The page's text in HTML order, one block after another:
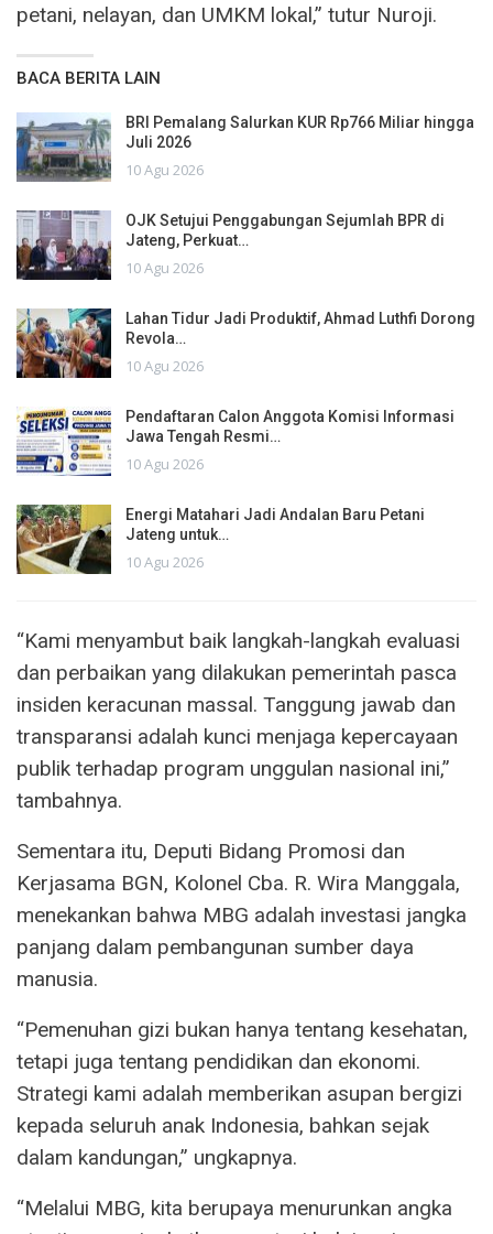
petani, nelayan, dan UMKM lokal,” tutur Nuroji.
BACA BERITA LAIN
BRI Pemalang Salurkan KUR Rp766 Miliar hingga
Juli 2026
10 Agu 2026
OJK Setujui Penggabungan Sejumlah BPR di
Jateng, Perkuat…
10 Agu 2026
Lahan Tidur Jadi Produktif, Ahmad Luthfi Dorong
Revola…
10 Agu 2026
Pendaftaran Calon Anggota Komisi Informasi
Jawa Tengah Resmi…
10 Agu 2026
Energi Matahari Jadi Andalan Baru Petani
Jateng untuk…
10 Agu 2026
“Kami menyambut baik langkah-langkah evaluasi
dan perbaikan yang dilakukan pemerintah pasca
insiden keracunan massal. Tanggung jawab dan
transparansi adalah kunci menjaga kepercayaan
publik terhadap program unggulan nasional ini,”
tambahnya.
Sementara itu, Deputi Bidang Promosi dan
Kerjasama BGN, Kolonel Cba. R. Wira Manggala,
menekankan bahwa MBG adalah investasi jangka
panjang dalam pembangunan sumber daya
manusia.
“Pemenuhan gizi bukan hanya tentang kesehatan,
tetapi juga tentang pendidikan dan ekonomi.
Strategi kami adalah memberikan asupan bergizi
kepada seluruh anak Indonesia, bahkan sejak
dalam kandungan,” ungkapnya.
“Melalui MBG, kita berupaya menurunkan angka